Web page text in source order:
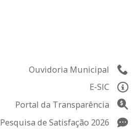
Ouvidoria Municipal
E-SIC
Portal da Transparência
Pesquisa de Satisfação 2026